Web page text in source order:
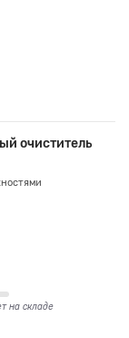
очиститель
на складе